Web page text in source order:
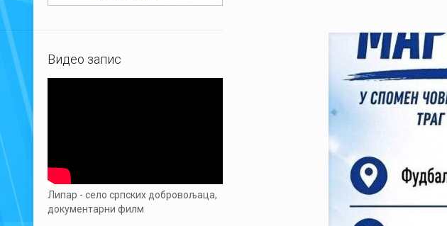
Видео запис
Липар - село српских добровољаца,
документарни филм